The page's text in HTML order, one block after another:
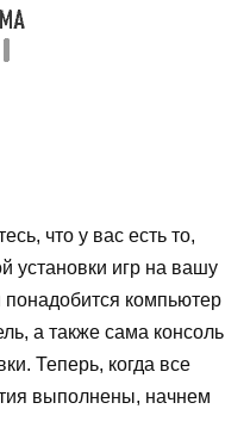
что у вас есть то,
установки игр на вашу
компьютер
а также сама консоль
Теперь, когда все
выполнены, начнем